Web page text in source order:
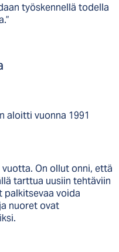
työskennellä todella
aloitti vuonna 1991
On ollut onni, että
tarttua uusiin tehtäviin
palkitsevaa voida
nuoret ovat